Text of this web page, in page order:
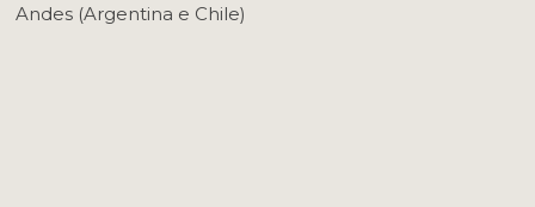
Andes (Argentina e Chile)